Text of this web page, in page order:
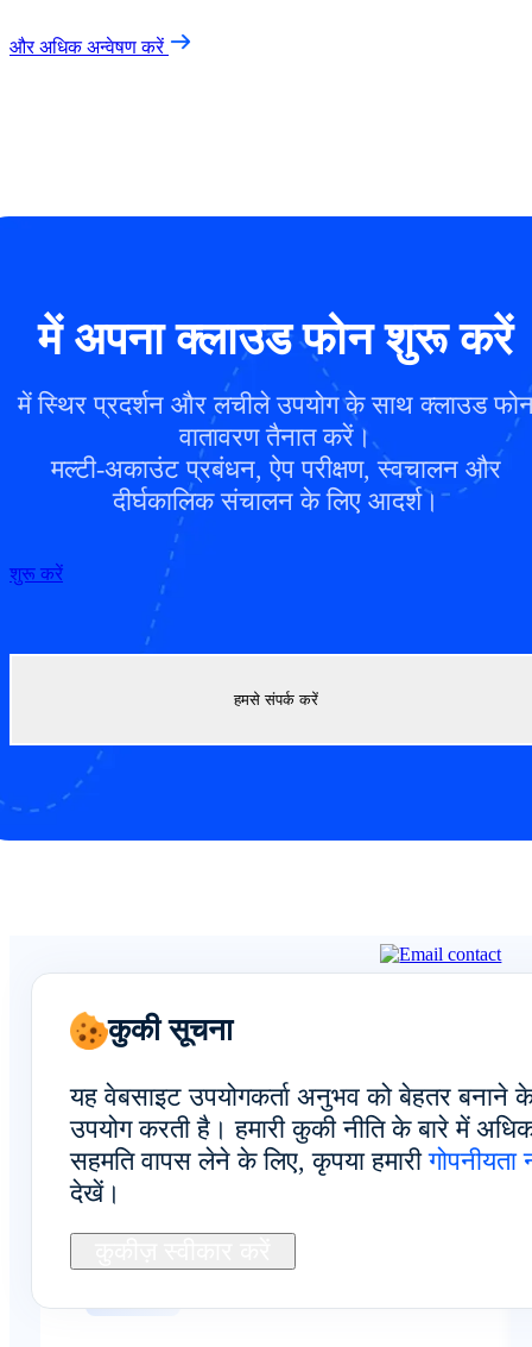
और अधिक अन्वेषण करें
में अपना क्लाउड फोन शुरू करें
में स्थिर प्रदर्शन और लचीले उपयोग के साथ क्लाउड
वातावरण तैनात करें।
मल्टी-अकाउंट प्रबंधन, ऐप परीक्षण, स्वचालन और
दीर्घकालिक संचालन के लिए आदर्श।
शुरू करें
हमसे संपर्क करें
FoxUsers से वास्तविक
प्रतिक्रिया देखें
कुकी सूचना
यह वेबसाइट उपयोगकर्ता अनुभव को बेहतर बनाने
उपयोग करती है। हमारी कुकी नीति के बारे में
सहमति वापस लेने के लिए, कृपया हमारीगोपनीयता
देखें।